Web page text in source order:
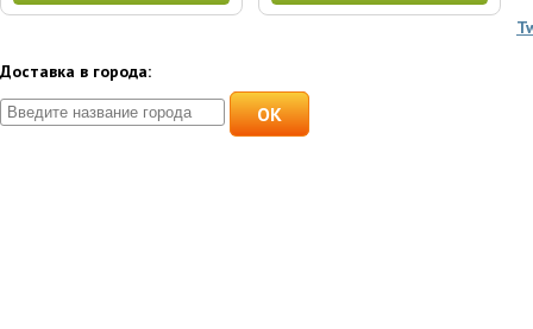
Доставка в города:
OK